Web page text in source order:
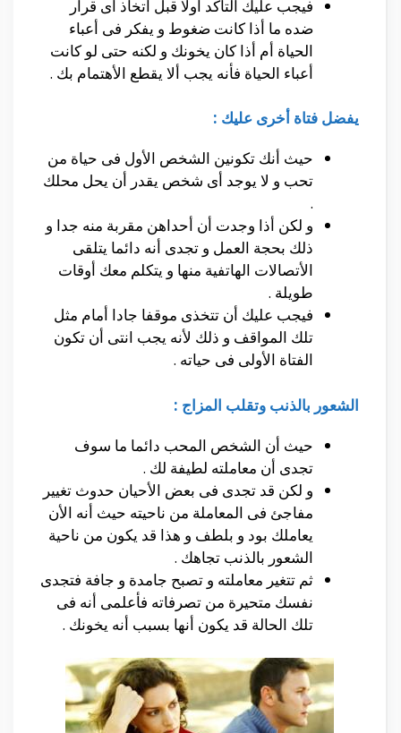
فيجب عليك التأكد أولا قبل أتخاذ أى قرار
ضده ما أذا كانت ضغوط و يفكر فى أعباء
الحياة أم أذا كان يخونك و لكنه حتى لو كانت
أعباء الحياة فأنه يجب ألا يقطع الأهتمام بك .
يفضل فتاة أخرى عليك :
حيث أنك تكونين الشخص الأول فى حياة من
تحب و لا يوجد أى شخص يقدر أن يحل محلك
.
و لكن أذا وجدت أن أحداهن مقربة منه جدا و
ذلك بحجة العمل و تجدى أنه دائما يتلقى
الأتصالات الهاتفية منها و يتكلم معك أوقات
طويلة .
فيجب عليك أن تتخذى موقفا جادا أمام مثل
تلك المواقف و ذلك لأنه يجب انتى أن تكون
الفتاة الأولى فى حياته .
الشعور بالذنب وتقلب المزاج :
حيث أن الشخص المحب دائما ما سوف
تجدى أن معاملته لطيفة لك .
و لكن قد تجدى فى بعض الأحيان حدوث تغيير
مفاجئ فى المعاملة من ناحيته حيث أنه الأن
يعاملك بود و بلطف و هذا قد يكون من ناحية
الشعور بالذنب تجاهك .
ثم تتغير معاملته و تصبح جامدة و جافة فتجدى
نفسك متحيرة من تصرفاته فأعلمى أنه فى
تلك الحالة قد يكون أنها بسبب أنه يخونك .